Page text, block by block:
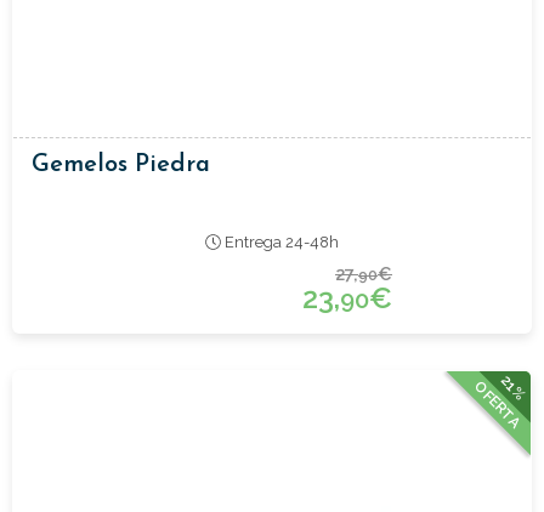
Gemelos Piedra
Entrega 24-48h
27,90€
23,90€
21%
OFERTA